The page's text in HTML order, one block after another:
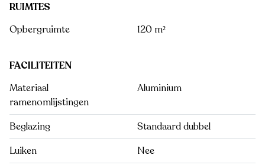
RUIMTES
Opbergruimte
120 m²
FACILITEITEN
Materiaal
ramenomlijstingen
Aluminium
Beglazing
Standaard dubbel
Luiken
Nee